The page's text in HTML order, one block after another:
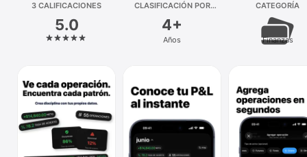
Plataforma
iPhone
Mac
Vision
Watch
3 CALIFICACIONES
5.0
CLASIFICACIÓN POR
4+
Años
CATEGORÍA
Finanzas